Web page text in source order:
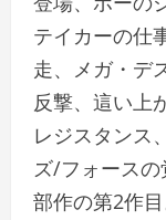
テイカーの仕
走、メガ・デ
反撃、這い上
レジスタンス
ズ/フォース
部作の第2作